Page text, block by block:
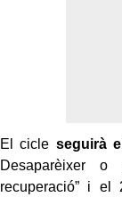
El cicle seguirà
Desaparèixer o
recuperació” i el